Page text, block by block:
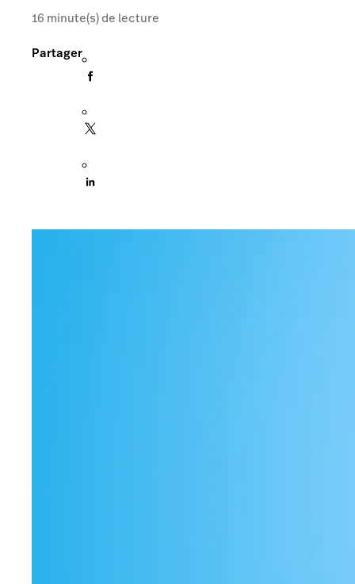
16 minute(s) de lecture
Partager